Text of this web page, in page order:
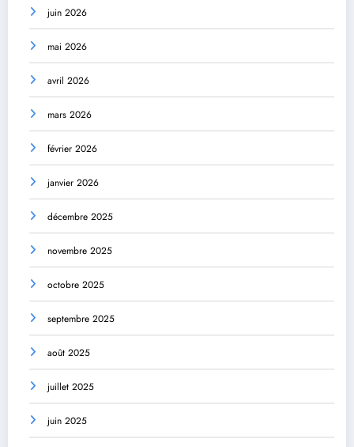
juin 2026
mai 2026
avril 2026
mars 2026
février 2026
janvier 2026
décembre 2025
novembre 2025
octobre 2025
septembre 2025
août 2025
juillet 2025
juin 2025